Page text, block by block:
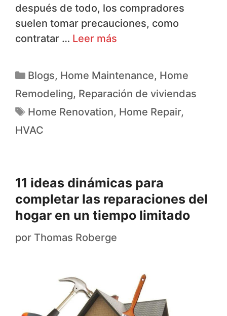
después de todo, los compradores
suelen tomar precauciones, como
contratar … Leer más
Blogs, Home Maintenance, Home
Remodeling, Reparación de viviendas
Home Renovation, Home Repair,
HVAC
11 ideas dinámicas para
completar las reparaciones del
hogar en un tiempo limitado
por Thomas Roberge